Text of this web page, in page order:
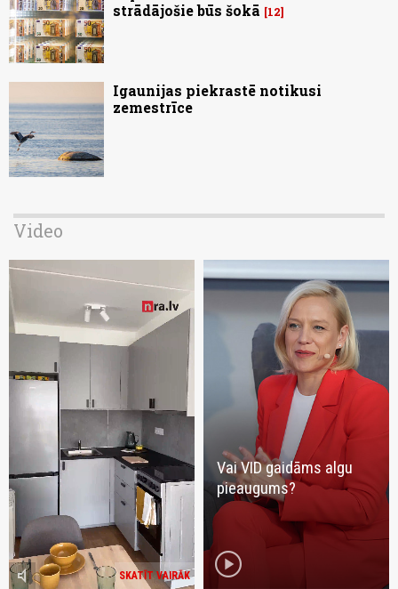
strādājošie būs šokā
12
Igaunijas piekrastē notikusi
zemestrīce
Video
SKATĪT VAIRĀK
volume_mute
Vai VID gaidāms algu
pieaugums?
play_circle